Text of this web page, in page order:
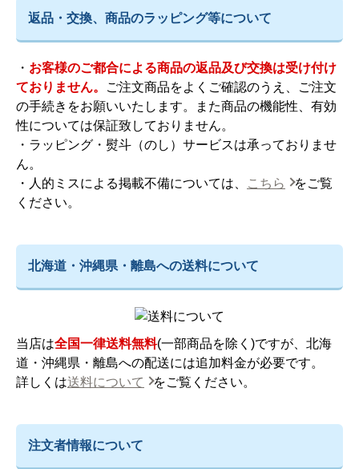
返品・交換、商品のラッピング等について
・ お客様のご都合による商品の返品及び交換は受け付け
ておりません。
ご注文商品をよくご確認のうえ、ご注文
の手続きをお願いいたします。また商品の機能性、有効
性については保証致しておりません。
・ラッピング・熨斗（のし）サービスは承っておりませ
ん。
・人的ミスによる掲載不備については、
こちら
をご覧
ください。
北海道・沖縄県・離島への送料について
当店は全国一律送料無料(一部商品を除く)ですが、北海
道・沖縄県・離島への配送には追加料金が必要です。
詳しくは送料について をご覧ください。
注文者情報について